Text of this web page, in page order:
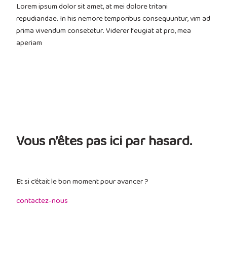
Lorem ipsum dolor sit amet, at mei dolore tritani
repudiandae. In his nemore temporibus consequuntur, vim ad
prima vivendum consetetur. Viderer feugiat at pro, mea
aperiam
Vous n’êtes pas ici par hasard.
Et si c’était le bon moment pour avancer ?
contactez-nous